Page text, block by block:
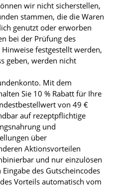
wir nicht sicherstellen,
stammen, die die Waren
genutzt oder erworben
bei der Prüfung des
festgestellt werden,
geben, werden nicht
Mit dem
Sie 10 % Rabatt für Ihre
von 49 €
auf rezeptpflichtige
und
über
Aktionsvorteilen
und nur einzulösen
des Gutscheincodes
Vorteils automatisch vom